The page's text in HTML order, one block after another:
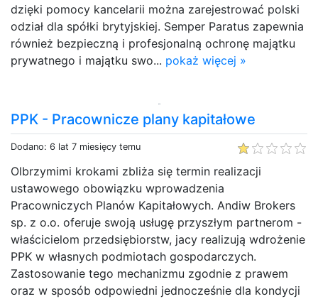
dzięki pomocy kancelarii można zarejestrować polski
odział dla spółki brytyjskiej. Semper Paratus zapewnia
również bezpieczną i profesjonalną ochronę majątku
prywatnego i majątku swo... pokaż więcej »
PPK - Pracownicze plany kapitałowe
Dodano: 6 lat 7 miesięcy temu
Olbrzymimi krokami zbliża się termin realizacji
ustawowego obowiązku wprowadzenia
Pracowniczych Planów Kapitałowych. Andiw Brokers
sp. z o.o. oferuje swoją usługę przyszłym partnerom -
właścicielom przedsiębiorstw, jacy realizują wdrożenie
PPK w własnych podmiotach gospodarczych.
Zastosowanie tego mechanizmu zgodnie z prawem
oraz w sposób odpowiedni jednocześnie dla kondycji